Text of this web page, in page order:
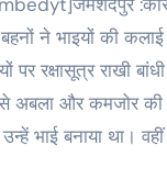
ने भाइयों की कलाई
रक्षासूत्र राखी
अबला और कमजोर की
भाई बनाया था।